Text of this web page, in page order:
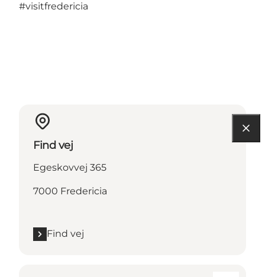
#visitfredericia
Find vej
Egeskovvej 365
7000 Fredericia
Find vej